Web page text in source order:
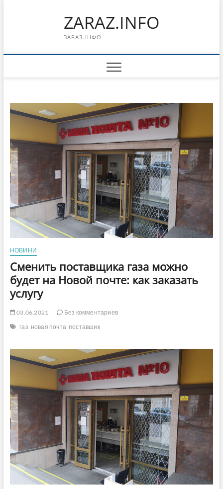
ZARAZ.INFO
ЗАРАЗ.ІНФО
НОВИНИ
Сменить поставщика газа можно
будет на Новой почте: как заказать
услугу
03.06.2021
Без комментариев
газ новая почта поставшик